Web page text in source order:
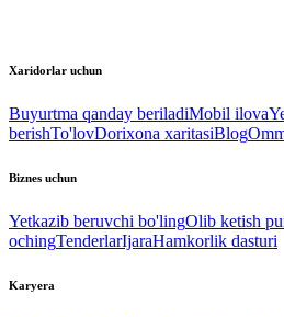
Xaridorlar uchun
Buyurtma qanday beriladiMobil ilova
berishTo'lovDorixona xaritasiBlog
Biznes uchun
Yetkazib beruvchi bo'lingOlib ketish
ochingTenderlarIjaraHamkorlik dasturi
Karyera